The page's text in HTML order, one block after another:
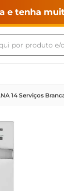
e tenha
por produto
14 Serviços
buscados
lavar